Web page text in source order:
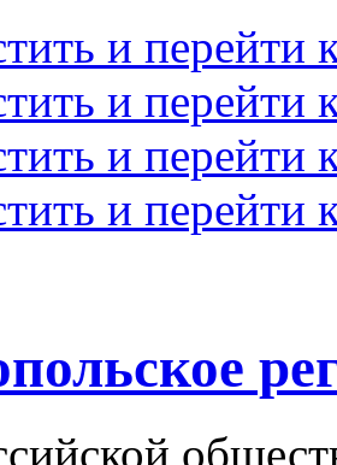
и перейти
и перейти
и перейти
и перейти